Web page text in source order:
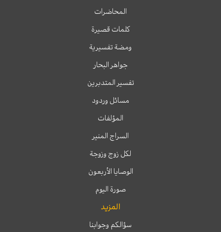
المحاضرات
كلمات قصيرة
ومضة تفسيرية
جواهر البحار
تفسير المتدبرين
مسائل وردود
المؤلفات
السراج المنير
لكل زوج وزوجة
الوصايا الأربعون
صورة اليوم
المزيد
سؤالكم وجوابنا